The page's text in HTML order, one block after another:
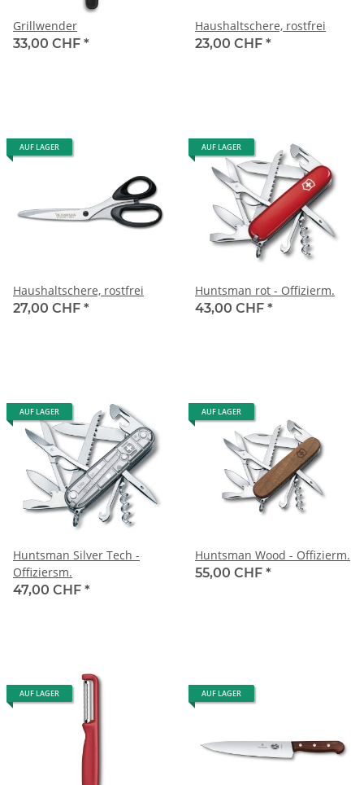
Grillwender
33,00 CHF *
Haushaltschere, rostfrei
23,00 CHF *
AUF LAGER
Haushaltschere, rostfrei
27,00 CHF *
AUF LAGER
Huntsman rot - Offizierm.
43,00 CHF *
AUF LAGER
Huntsman Silver Tech -
Offiziersm.
47,00 CHF *
AUF LAGER
Huntsman Wood - Offizierm.
55,00 CHF *
AUF LAGER AUF LAGER